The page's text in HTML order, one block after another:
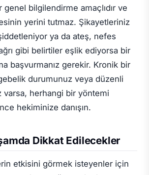
genel bilgilendirme amaçlıdır ve
yerini tutmaz. Şikayetleriniz
ya da ateş, nefes
gibi belirtiler eşlik ediyorsa bir
başvurmanız gerekir. Kronik bir
gebelik durumunuz veya düzenli
varsa, herhangi bir yöntemi
hekiminize danışın.
Dikkat Edilecekler
etkisini görmek isteyenler için